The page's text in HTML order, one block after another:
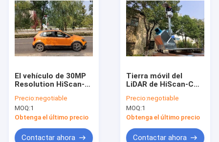
El vehículo de 30MP
Resolution HiScan-C
móvil del LiDAR del
sistema del LiDAR
Precio:negotiable
MOQ:1
Obtenga el último precio
Contactar ahora
Tierra móvil del
LiDAR de HiScan-C
sistema de vigilancia
de la deformación de
la exactitud de
Precio:negotiable
MOQ:1
Obtenga el último precio
Contactar ahora